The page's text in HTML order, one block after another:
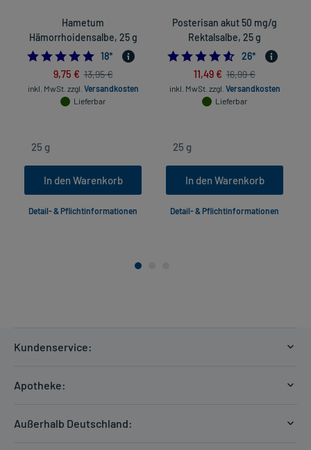
Hametum
Hämorrhoidensalbe, 25 g
4.944444444444445
18*
9,75 € 13,95 €
inkl. MwSt. zzgl. Versandkosten
Lieferbar
In den Warenkorb
Detail- & Pflichtinformationen
Posterisan akut 50 mg/g
Rektalsalbe, 25 g
26*
11,49 € 16,99 €
inkl. MwSt. zzgl. Versandkosten
Lieferbar
In den Warenkorb
Detail- & Pflichtinformationen
Kundenservice:
Apotheke:
Außerhalb Deutschland: